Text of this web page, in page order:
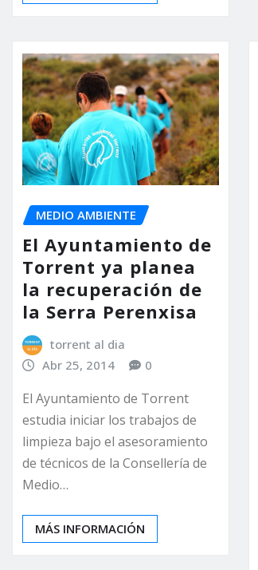
MEDIO AMBIENTE
El Ayuntamiento de
Torrent ya planea
la recuperación de
la Serra Perenxisa
torrent al dia
Abr 25, 2014
0
El Ayuntamiento de Torrent
estudia iniciar los trabajos de
limpieza bajo el asesoramiento
de técnicos de la Consellería de
Medio…
MÁS INFORMACIÓN